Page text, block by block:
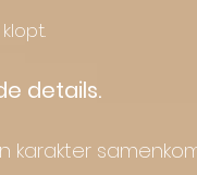
details.
karakter